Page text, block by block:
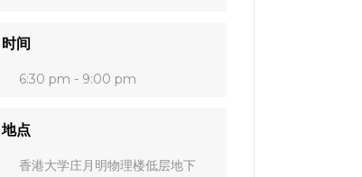
时间
6:30 pm - 9:00 pm
地点
香港大学庄月明物理楼低层地下